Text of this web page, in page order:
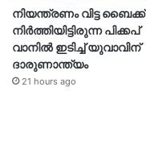
നിയന്ത്രണം വിട്ട ബൈക്ക്
നിർത്തിയിട്ടിരുന്ന പിക്കപ്
വാനിൽ ഇടിച്ച് യുവാവിന്
ദാരുണാന്ത്യം
21 hours ago